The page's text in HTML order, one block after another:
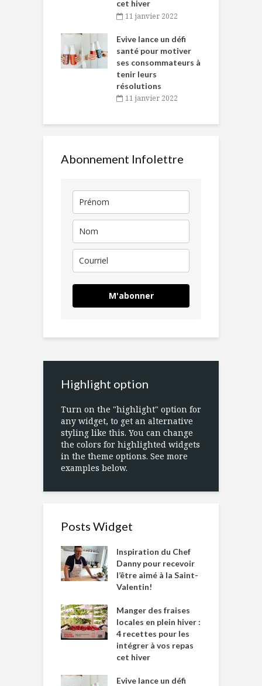
cet hiver
11 janvier 2022
Evive lance un défi
santé pour motiver
ses consommateurs à
tenir leurs
résolutions
11 janvier 2022
Abonnement Infolettre
M'abonner
Highlight option
Turn on the "highlight" option for
any widget, to get an alternative
styling like this. You can change
the colors for highlighted widgets
in the theme options. See more
examples below.
Posts Widget
Inspiration du Chef
Danny pour recevoir
l’être aimé à la Saint-
Valentin!
Manger des fraises
locales en plein hiver :
4 recettes pour les
intégrer à vos repas
cet hiver
Evive lance un défi